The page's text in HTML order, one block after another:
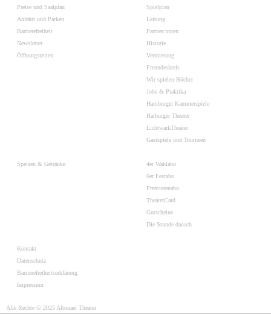
Preise und Saalplan
Anfahrt und Parken
Barrierefreiheit
Newsletter
Öffnungszeiten
Spielplan
Leitung
Partner:innen
Historie
Vermietung
Freundeskreis
Wir spielen Bücher
Jobs & Praktika
Hamburger Kammerspiele
Harburger Theater
LichtwarkTheater
Gastspiele und Tourneen
Speisen & Getränke
4er Wahlabo
6er Festabo
Premierenabo
TheaterCard
Gutscheine
Die Stunde danach
Kontakt
Datenschutz
Barrierefreiheitserklärung
Impressum
Alle Rechte © 2025 Altonaer Theater